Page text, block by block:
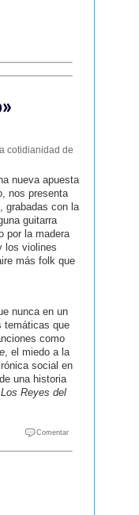
cotidianidad de
nueva apuesta
nos presenta
grabadas con la
guitarra
por la madera
los violines
más folk que
nunca en un
temáticas que
como
, el miedo a la
social en
una historia
Los Reyes del
Comentar